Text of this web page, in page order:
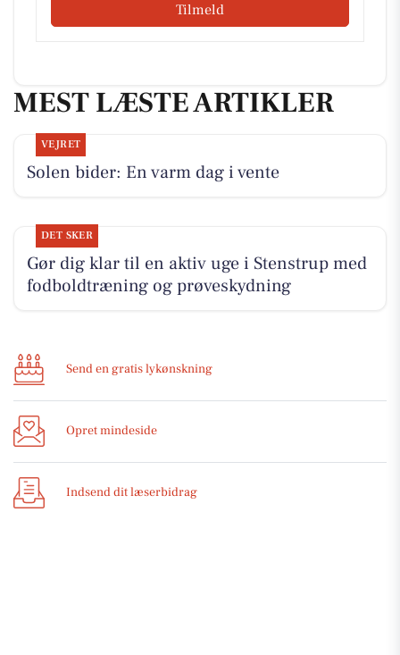
Tilmeld
MEST LÆSTE ARTIKLER
VEJRET
Solen bider: En varm dag i vente
DET SKER
Gør dig klar til en aktiv uge i Stenstrup med
fodboldtræning og prøveskydning
Send en gratis lykønskning
Opret mindeside
Indsend dit læserbidrag